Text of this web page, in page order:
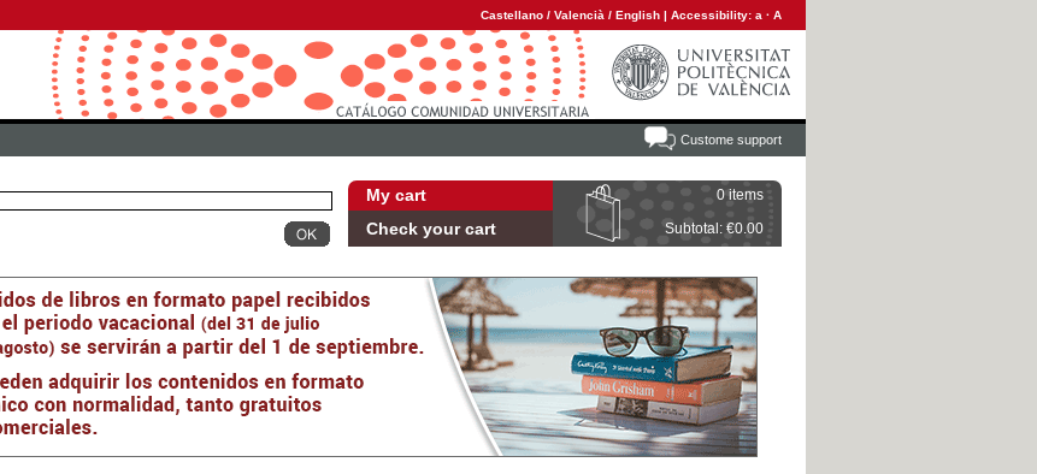
Castellano / Valencià / English | Accessibility: a · A
Custome support
My cart 0 items
Check your cart Subtotal: €0.00